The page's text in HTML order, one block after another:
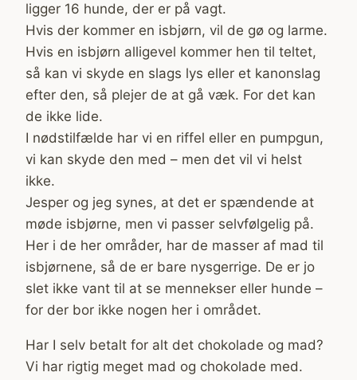
ligger 16 hunde, der er på vagt.
Hvis der kommer en isbjørn, vil de gø og larme.
Hvis en isbjørn alligevel kommer hen til teltet,
så kan vi skyde en slags lys eller et kanonslag
efter den, så plejer de at gå væk. For det kan
de ikke lide.
I nødstilfælde har vi en riffel eller en pumpgun,
vi kan skyde den med – men det vil vi helst
ikke.
Jesper og jeg synes, at det er spændende at
møde isbjørne, men vi passer selvfølgelig på.
Her i de her områder, har de masser af mad til
isbjørnene, så de er bare nysgerrige. De er jo
slet ikke vant til at se mennekser eller hunde –
for der bor ikke nogen her i området.
Har I selv betalt for alt det chokolade og mad?
Vi har rigtig meget mad og chokolade med.